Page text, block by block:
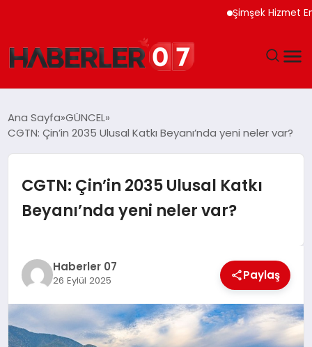
Şimşek Hizmet
EKONOMI
YAŞAM
SPOR
EĞITIM
MAGAZIN
Ana Sayfa GÜNCEL
CGTN: Çin’in 2035 Ulusal Katkı Beyanı’nda yeni neler var?
CGTN: Çin’in 2035 Ulusal Katkı
Beyanı’nda yeni neler var?
Haberler 07
26 Eylül 2025 Paylaş